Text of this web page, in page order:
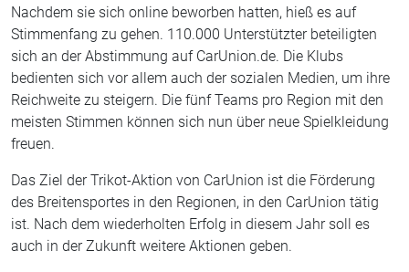
Nachdem sie sich online beworben hatten, hieß es auf
Stimmenfang zu gehen. 110.000 Unterstützter beteiligten
sich an der Abstimmung auf CarUnion.de. Die Klubs
bedienten sich vor allem auch der sozialen Medien, um ihre
Reichweite zu steigern. Die fünf Teams pro Region mit den
meisten Stimmen können sich nun über neue Spielkleidung
freuen.
Das Ziel der Trikot-Aktion von CarUnion ist die Förderung
des Breitensportes in den Regionen, in den CarUnion tätig
ist. Nach dem wiederholten Erfolg in diesem Jahr soll es
auch in der Zukunft weitere Aktionen geben.